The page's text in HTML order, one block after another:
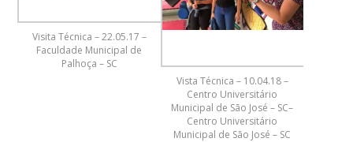
Visita Técnica – 22.05.17 –
Faculdade Municipal de
Palhoça – SC
Vista Técnica – 10.04.18 –
Centro Universitário
Municipal de São José – SC–
Centro Universitário
Municipal de São José – SC